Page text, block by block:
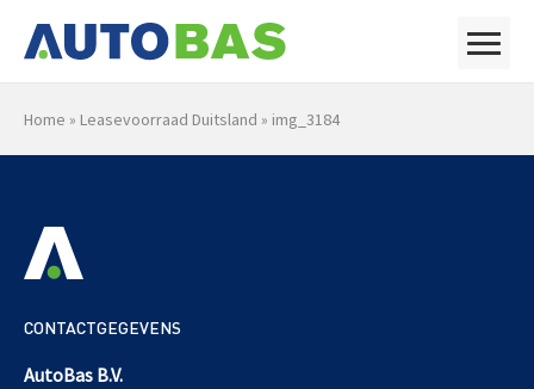
Home » Leasevoorraad Duitsland » img_3184
CONTACTGEGEVENS
AutoBas B.V.